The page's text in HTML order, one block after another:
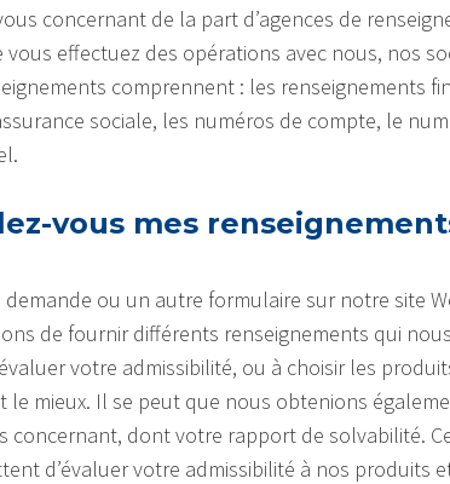
concernant de la part d’agences de
effectuez des opérations avec nous, nos
comprennent : les renseignements
sociale, les numéros de compte, le
vous mes
ou un autre formulaire sur notre site
de fournir différents renseignements qui
votre admissibilité, ou à choisir les
le mieux. Il se peut que nous obtenions
concernant, dont votre rapport de solvabilité.
d’évaluer votre admissibilité à nos produits